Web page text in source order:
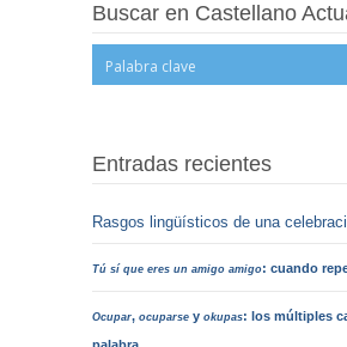
Buscar en Castellano
Entradas recientes
Rasgos lingüísticos de una
Tú sí que eres un amigo amigo: cuando
Ocupar,ocuparse yokupas: los múltiples